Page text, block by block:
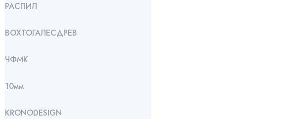
РАСПИЛ
ВОХТОГАЛЕСДРЕВ
ЧФМК
10мм
KRONODESIGN